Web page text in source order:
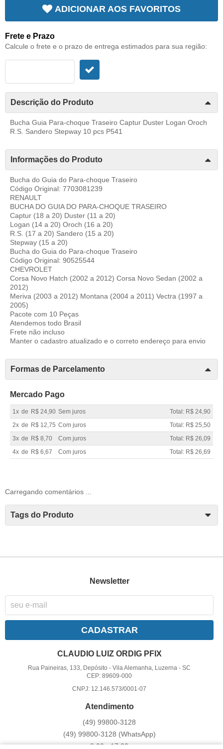
ADICIONAR AOS FAVORITOS
Frete e Prazo
Calcule o frete e o prazo de entrega estimados para sua região:
Descrição do Produto
Bucha Guia Para-choque Traseiro Captur Duster Logan Oroch
R.S. Sandero Stepway 10 pcs P541
Informações do Produto
Bucha do Guia do Para-choque Traseiro
Código Original: 7703081239
RENAULT
BUCHA DO GUIA DO PARA-CHOQUE TRASEIRO
Captur (18 a 20) Duster (11 a 20)
Logan (14 a 20) Oroch (16 a 20)
R.S. (17 a 20) Sandero (15 a 20)
Stepway (15 a 20)
Bucha do Guia do Para-choque Traseiro
Código Original: 90525544
CHEVROLET
Corsa Novo Hatch (2002 a 2012) Corsa Novo Sedan (2002 a
2012)
Meriva (2003 a 2012) Montana (2004 a 2011) Vectra (1997 a
2005)
Pacote com 10 Peças
Atendemos todo Brasil
Frete não incluso
Manter o cadastro atualizado e o correto endereço para envio
Formas de Parcelamento
Mercado Pago
1x de R$ 24,90 Sem juros
Total: R$ 24,90
2x de R$ 12,75 Com juros
Total: R$ 25,50
3x de R$ 8,70 Com juros
Total: R$ 26,09
4x de R$ 6,67 Com juros Total: R$ 26,69
Carregando comentários ...
Tags do Produto
Newsletter
CADASTRAR
CLAUDIO LUIZ ORDIG PFIX
Rua Paineiras, 133, Depósito -Vila Alemanha, Luzerna -SC
CEP: 89609-000
CNPJ: 12.146.573/0001-07
Atendimento
(49) 99800-3128
(49) 99800-3128 (WhatsApp)
8:00 - 17:00